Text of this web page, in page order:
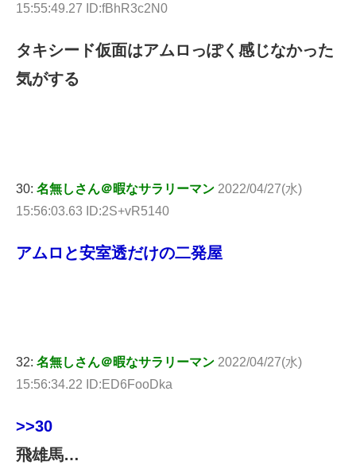
15:55:49.27 ID:fBhR3c2N0
タキシード仮面はアムロっぽく感じなかった
気がする
30: 名無しさん＠暇なサラリーマン 2022/04/27(水)
15:56:03.63 ID:2S+vR5140
アムロと安室透だけの二発屋
32: 名無しさん＠暇なサラリーマン 2022/04/27(水)
15:56:34.22 ID:ED6FooDka
>>30
飛雄馬…